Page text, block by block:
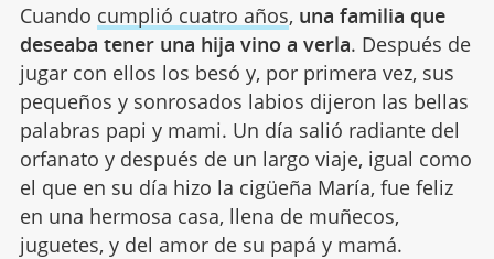
Cuando cumplió cuatro años, una familia que
deseaba tener una hija vino a verla. Después de
jugar con ellos los besó y, por primera vez, sus
pequeños y sonrosados labios dijeron las bellas
palabras papi y mami. Un día salió radiante del
orfanato y después de un largo viaje, igual como
el que en su día hizo la cigüeña María, fue feliz
en una hermosa casa, llena de muñecos,
juguetes, y del amor de su papá y mamá.